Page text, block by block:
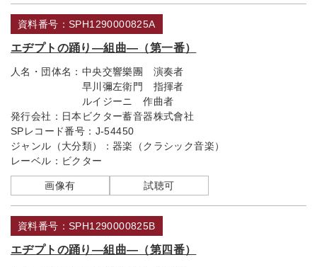
資料番号：SPH1290000825A
エヂプトの踊り―組曲―（第一番）
人名・団体名： 中央交響樂團 演奏者
早川彌左衛門 指揮者
ルイジーニ 作曲者
発行会社： 日本ビクター蓄音器株式會社
SPレコード番号： J-54450
ジャンル（大分類）： 器楽（クラシック音楽）
レーベル： ビクター
画像有 試聴可
資料番号：SPH1290000825B
エヂプトの踊り―組曲―（第四番）